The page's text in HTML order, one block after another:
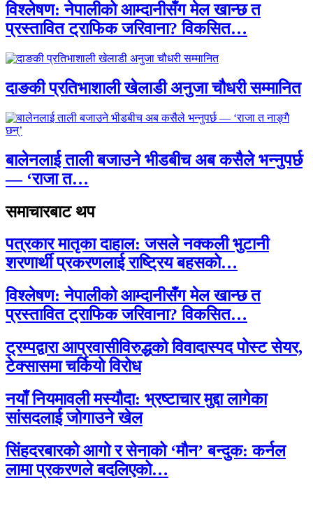
विश्लेषण: नेपालीको आम्दानीसँग मेल खान्छ त
प्रस्तावित ट्राफिक जरिवाना? विकसित…
दाङकी प्रतिभाशाली खेलाडी अनुजा चौधरी सम्मानित
बालेनलाई ताली बजाउने भीडबीच अब कसैले भन्नुपर्छ
— ‘राजा त…
समाचारबाट थप
पत्रकार मातृका दाहाल: जसले नक्कली भुटानी
शरणार्थी प्रकरणलाई राष्ट्रिय बहसको…
विश्लेषण: नेपालीको आम्दानीसँग मेल खान्छ त
प्रस्तावित ट्राफिक जरिवाना? विकसित…
ट्रम्पद्वारा आप्रवासीविरुद्धको विवादास्पद पोस्ट सेयर,
टेक्सासमा चर्कियो विरोध
नयाँ नियमावली मस्यौदा: भ्रष्टाचार मुद्दा लागेका
सांसदलाई जोगाउने खेल
सिंहदरबारको आगो र सेनाको ‘मौन’ बन्दुक: कर्नल
लामा प्रकरणले बदलिएको…